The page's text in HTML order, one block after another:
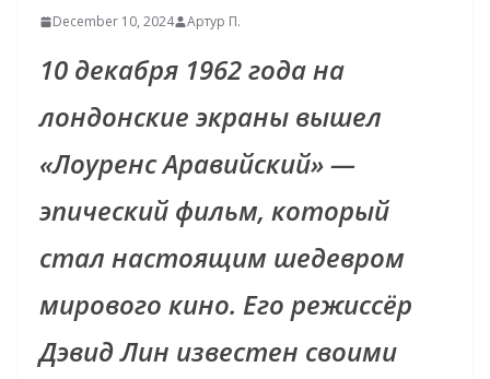
December 10, 2024 Артур П.
10 декабря 1962 года на
лондонские экраны вышел
«Лоуренс Аравийский» —
эпический фильм, который
стал настоящим шедевром
мирового кино. Его режиссёр
Дэвид Лин известен своими